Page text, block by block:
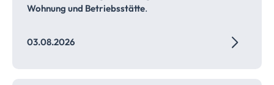
Wohnung und Betriebsstätte.
03.08.2026